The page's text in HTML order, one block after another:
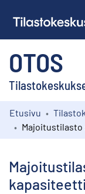
OTOS
Kokoelmat
Etusivu
kapasiteetti